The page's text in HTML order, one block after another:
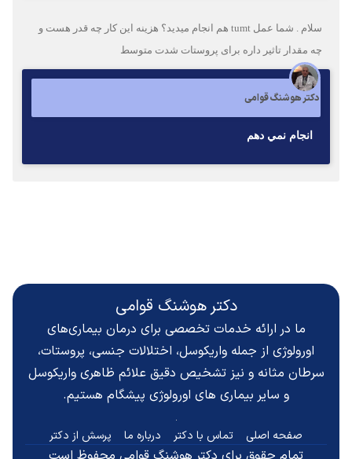
سلام . شما عمل tumt هم انجام میدید؟ هزینه این کار چه قدر هست و
چه مقدار تاثیر داره برای پروستات شدت متوسط
دکتر هوشنگ قوامی
انجام نمي دهم
دکتر هوشنگ قوامی
ما در ارائه خدمات تخصصی برای درمان بیماری‌های
اورولوژی از جمله واریکوسل، اختلالات جنسی، پروستات،
سرطان مثانه و نیز تشخیص دقیقعلائم ظاهری واریکوسل
و سایر بیماری های اورولوژی پیشگام هستیم.
صفحه اصلی تماس با دکتر درباره ما پرسش از دکتر